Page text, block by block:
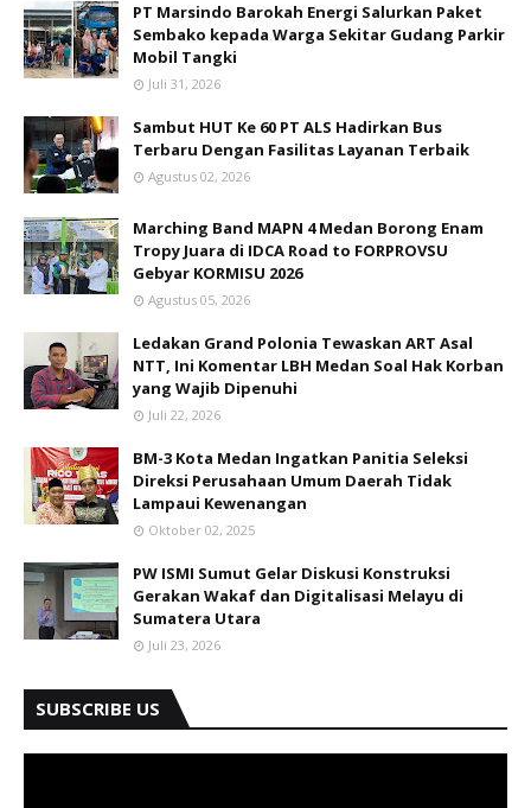
PT Marsindo Barokah Energi Salurkan Paket
Sembako kepada Warga Sekitar Gudang Parkir
Mobil Tangki
Juli 31, 2026
Sambut HUT Ke 60 PT ALS Hadirkan Bus
Terbaru Dengan Fasilitas Layanan Terbaik
Agustus 02, 2026
Marching Band MAPN 4 Medan Borong Enam
Tropy Juara di IDCA Road to FORPROVSU
Gebyar KORMISU 2026
Agustus 05, 2026
Ledakan Grand Polonia Tewaskan ART Asal
NTT, Ini Komentar LBH Medan Soal Hak Korban
yang Wajib Dipenuhi
Juli 22, 2026
BM-3 Kota Medan Ingatkan Panitia Seleksi
Direksi Perusahaan Umum Daerah Tidak
Lampaui Kewenangan
Oktober 02, 2025
PW ISMI Sumut Gelar Diskusi Konstruksi
Gerakan Wakaf dan Digitalisasi Melayu di
Sumatera Utara
Juli 23, 2026
SUBSCRIBE US